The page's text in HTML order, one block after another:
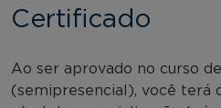
Certificado
Ao ser aprovado no curso
(semipresencial), você terá